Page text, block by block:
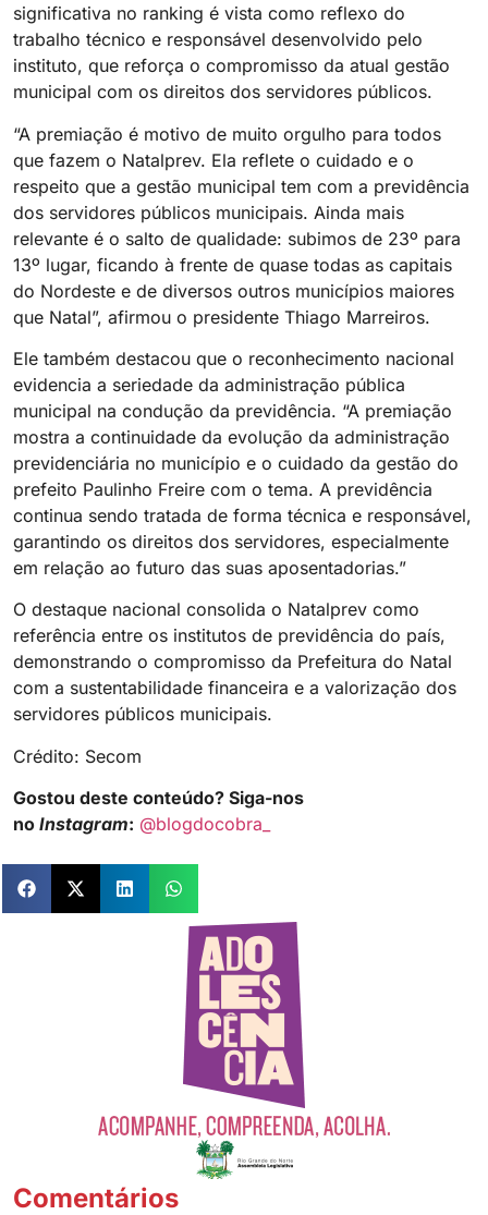
significativa no ranking é vista como reflexo do
trabalho técnico e responsável desenvolvido pelo
instituto, que reforça o compromisso da atual gestão
municipal com os direitos dos servidores públicos.
“A premiação é motivo de muito orgulho para todos
que fazem o Natalprev. Ela reflete o cuidado e o
respeito que a gestão municipal tem com a previdência
dos servidores públicos municipais. Ainda mais
relevante é o salto de qualidade: subimos de 23º para
13º lugar, ficando à frente de quase todas as capitais
do Nordeste e de diversos outros municípios maiores
que Natal”, afirmou o presidente Thiago Marreiros.
Ele também destacou que o reconhecimento nacional
evidencia a seriedade da administração pública
municipal na condução da previdência. “A premiação
mostra a continuidade da evolução da administração
previdenciária no município e o cuidado da gestão do
prefeito Paulinho Freire com o tema. A previdência
continua sendo tratada de forma técnica e responsável,
garantindo os direitos dos servidores, especialmente
em relação ao futuro das suas aposentadorias.”
O destaque nacional consolida o Natalprev como
referência entre os institutos de previdência do país,
demonstrando o compromisso da Prefeitura do Natal
com a sustentabilidade financeira e a valorização dos
servidores públicos municipais.
Crédito: Secom
Gostou deste conteúdo? Siga-nos
no Instagram: @blogdocobra_
Comentários